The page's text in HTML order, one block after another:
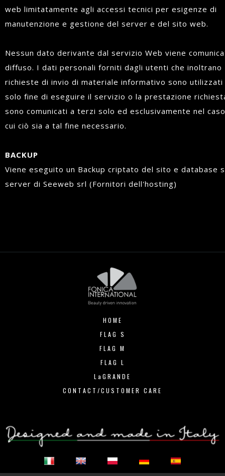
web limitatamente agli accessi tecnici per esigenze di
manutenzione e gestione del server e del sito web.
Nessun dato derivante dal servizio Web viene
diffuso. I dati personali forniti dagli utenti che inoltrano
richieste di invio di materiale informativo sono utilizzati
solo fine di eseguire il servizio o la prestazione
sono comunicati a terzi solo ed esclusivamente nel
cui ciò sia a tal fine necessario.
BACKUP
Viene eseguito un Backup criptato del sito e database
server di Seeweb srl (Fornitori dell'hosting)
HOME
FLAG S
FLAG M
FLAG L
LaGRANDE
CONTACT/CUSTOMER CARE